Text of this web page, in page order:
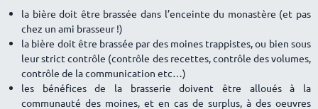
la bière doit être brassée dans l’enceinte du monastère (et pas
chez un ami brasseur !)
la bière doit être brassée par des moines trappistes, ou bien sous
leur strict contrôle (contrôle des recettes, contrôle des volumes,
contrôle de la communication etc…)
les bénéfices de la brasserie doivent être alloués à la
communauté des moines, et en cas de surplus, à des oeuvres